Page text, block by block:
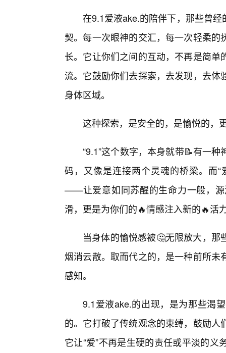
在9.1爱液ake.的陪伴下，那些曾
契。每一次眼神的交汇，每一次轻柔
长。它让你们之间的互动，不再是简
流。它鼓励你们去探索，去发现，去
身体区域。
这种探索，是安全的，是愉悦的，
“9.1”这个数字，本身就带📝有一
码，又像是连接两个灵魂的桥梁。而
——让爱意如同苏醒的生命力一般，
滑，更是为你们的🔥情感注入新的🔥活
当身体的愉悦感被🤔无限放大，
烟消云散。取而代之的，是一种前所
感知。
9.1爱液ake.的出现，是为那些渴
的。它打破了传统观念的束缚，鼓励
它让“爱”不再是生硬的责任或平淡的